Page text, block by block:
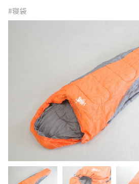
#寝袋
セット用品